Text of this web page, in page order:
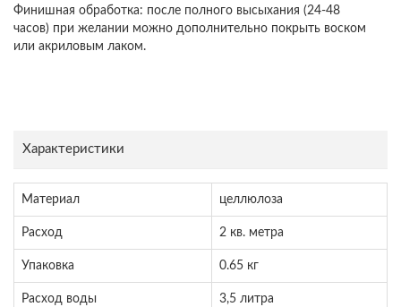
Финишная обработка: после полного высыхания (24-48
часов) при желании можно дополнительно покрыть воском
или акриловым лаком.
Характеристики
Материал целлюлоза
Расход 2 кв. метра
Упаковка 0.65 кг
Расход воды 3,5 литра